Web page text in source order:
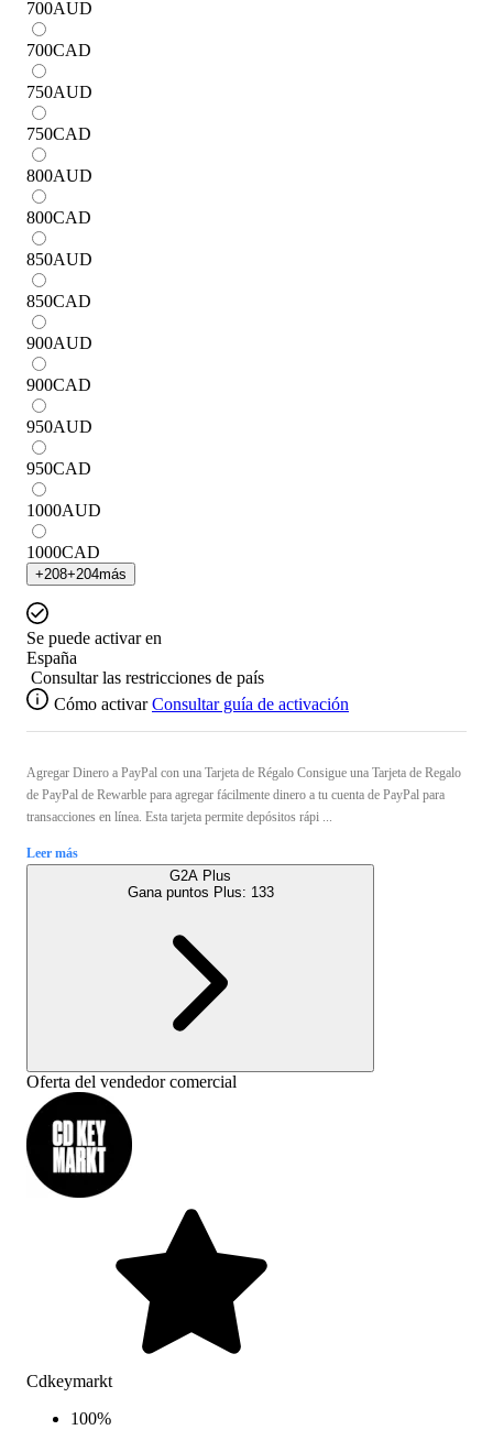
700AUD
700CAD
750AUD
750CAD
800AUD
800CAD
850AUD
850CAD
900AUD
900CAD
950AUD
950CAD
1000AUD
1000CAD
+208+204más
Se puede activar en
España
Consultar las restricciones de país
Cómo activar Consultar guía de activación
Agregar Dinero a PayPal con una Tarjeta de Régalo Consigue una Tarjeta de Regalo
de PayPal de Rewarble para agregar fácilmente dinero a tu cuenta de PayPal para
transacciones en línea. Esta tarjeta permite depósitos rápi ...
Leer más
G2A Plus
Gana puntos Plus: 133
Oferta del vendedor comercial
Cdkeymarkt
100%